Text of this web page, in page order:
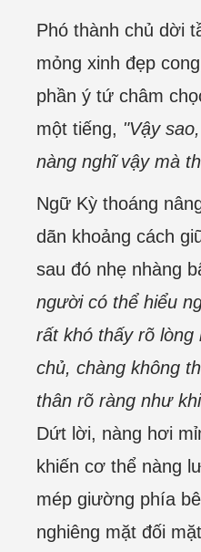
Phó thành chủ dời
mỏng xinh đẹp
phần ý tứ châm
một tiếng, "Vậy
nàng nghĩ vậy mà
Ngữ Kỳ thoáng
dãn khoảng cách
sau đó nhẹ nhàng
người có thể hiểu
rất khó thấy rõ lòng
chủ, chàng không
thân rõ ràng như
Dứt lời, nàng hơi
khiến cơ thể nàng
mép giường phía
nghiêng mặt đối